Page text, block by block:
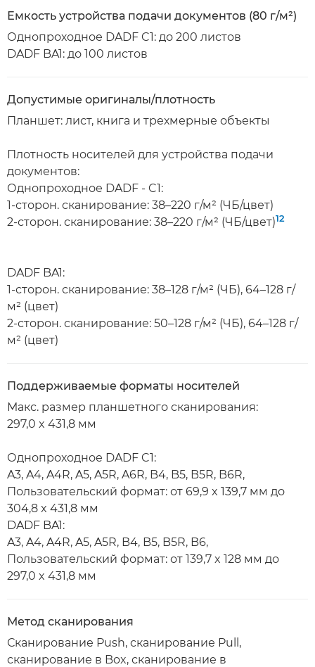
Емкость устройства подачи документов (80 г/м²)
Однопроходное DADF C1: до 200 листов
DADF BA1: до 100 листов
Допустимые оригиналы/плотность
Планшет: лист, книга и трехмерные объекты
Плотность носителей для устройства подачи
документов:
Однопроходное DADF - C1:
1-сторон. сканирование: 38–220 г/м² (ЧБ/цвет)
2-сторон. сканирование: 38–220 г/м² (ЧБ/цвет)12
DADF BA1:
1-сторон. сканирование: 38–128 г/м² (ЧБ), 64–128 г/
м² (цвет)
2-сторон. сканирование: 50–128 г/м² (ЧБ), 64–128 г/
м² (цвет)
Поддерживаемые форматы носителей
Макс. размер планшетного сканирования:
297,0 x 431,8 мм
Однопроходное DADF C1:
A3, A4, A4R, A5, A5R, A6R, B4, B5, B5R, B6R,
Пользовательский формат: от 69,9 x 139,7 мм до
304,8 x 431,8 мм
DADF BA1:
A3, A4, A4R, A5, A5R, B4, B5, B5R, B6,
Пользовательский формат: от 139,7 x 128 мм до
297,0 x 431,8 мм
Метод сканирования
Сканирование Push, сканирование Pull,
сканирование в Box, сканирование в